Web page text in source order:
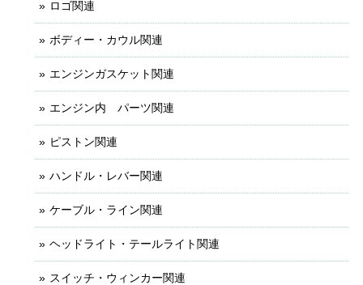
ロゴ関連
ボディー・カウル関連
エンジンガスケット関連
エンジン内 パーツ関連
ピストン関連
ハンドル・レバー関連
ケーブル・ライン関連
ヘッドライト・テールライト関連
スイッチ・ウィンカー関連